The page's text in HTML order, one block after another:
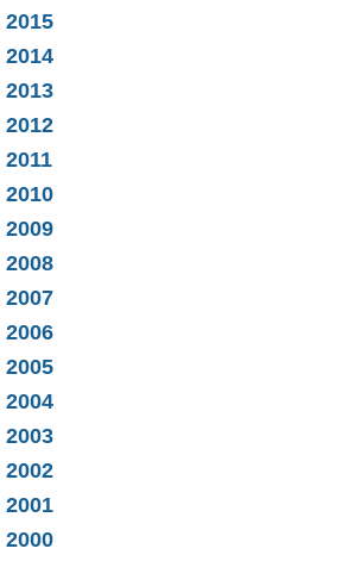
2015
2014
2013
2012
2011
2010
2009
2008
2007
2006
2005
2004
2003
2002
2001
2000